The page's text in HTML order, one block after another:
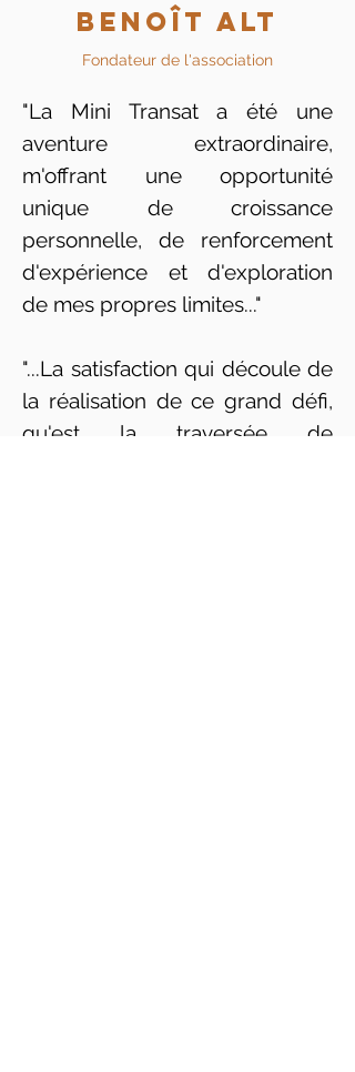
benoît alt
Fondateur de l'association
"La Mini Transat a été une
aventure extraordinaire,
m'offrant une opportunité
unique de croissance
personnelle, de renforcement
d'expérience et d'exploration
de mes propres limites..."
"...La satisfaction qui découle de
la réalisation de ce grand défi,
qu'est la traversée de